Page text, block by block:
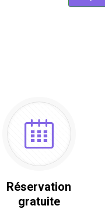
Réservation
gratuite